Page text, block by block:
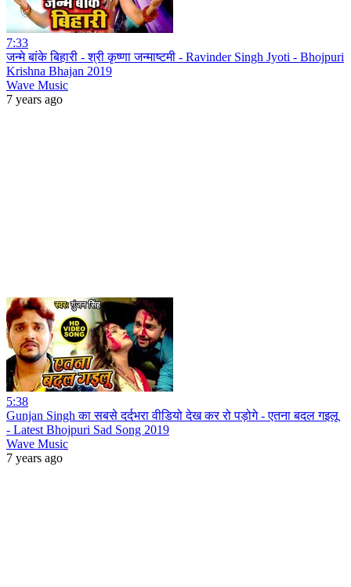
7:33
जन्मे बांके बिहारी - श्री कृष्णा जन्माष्टमी - Ravinder Singh Jyoti - Bhojpuri
Krishna Bhajan 2019
Wave Music
7 years ago
5:38
Gunjan Singh का सबसे दर्दभरा वीडियो देख कर रो पड़ोगे - एतना बदल गइलू
- Latest Bhojpuri Sad Song 2019
Wave Music
7 years ago